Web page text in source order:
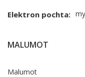
Elektron pochta:
MALUMOT
Malumot